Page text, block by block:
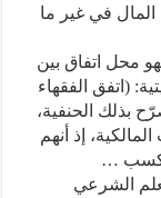
في غير ما
محل اتفاق بين
(اتفق الفقهاء
بذلك الحنفية،
إذ أنهم
…
الشرعي